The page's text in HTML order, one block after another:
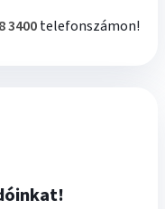
3400telefonszámon!